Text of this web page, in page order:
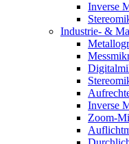
Inverse
Industrie- &
Inverse
Zoom-